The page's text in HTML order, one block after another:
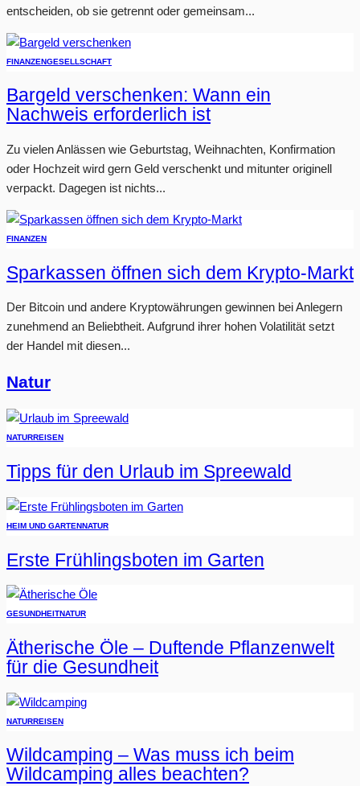
entscheiden, ob sie getrennt oder gemeinsam...
FINANZENGESELLSCHAFT
Bargeld verschenken: Wann ein
Nachweis erforderlich ist
Zu vielen Anlässen wie Geburtstag, Weihnachten, Konfirmation
oder Hochzeit wird gern Geld verschenkt und mitunter originell
verpackt. Dagegen ist nichts...
FINANZEN
Sparkassen öffnen sich dem Krypto-Markt
Der Bitcoin und andere Kryptowährungen gewinnen bei Anlegern
zunehmend an Beliebtheit. Aufgrund ihrer hohen Volatilität setzt
der Handel mit diesen...
Natur
NATURREISEN
Tipps für den Urlaub im Spreewald
HEIM UND GARTENNATUR
Erste Frühlingsboten im Garten
GESUNDHEITNATUR
Ätherische Öle – Duftende Pflanzenwelt
für die Gesundheit
NATURREISEN
Wildcamping – Was muss ich beim
Wildcamping alles beachten?